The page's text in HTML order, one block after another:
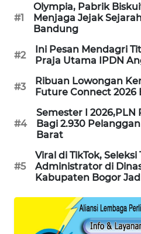
#1
Olympia, Pabrik
Menjaga Jejak
Bandung
#2
Ini Pesan Mendagri
Praja Utama IPDN
#3
Ribuan Lowongan
Future Connect 2026
#4
Semester I 2026,PLN
Bagi 2.930
Barat
#5
Viral di TikTok,
Administrator di
Kabupaten Bogor
BERAMPU
NEWS
ANUGERAH
NEWS
AKHLAK
ID
PERAPKI
NEWS